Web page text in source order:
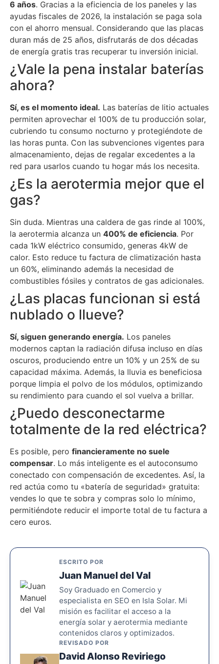
6 años. Gracias a la eficiencia de los paneles y las
ayudas fiscales de 2026, la instalación se paga sola
con el ahorro mensual. Considerando que las placas
duran más de 25 años, disfrutarás de dos décadas
de energía gratis tras recuperar tu inversión inicial.
¿Vale la pena instalar baterías
ahora?
Sí, es el momento ideal. Las baterías de litio actuales
permiten aprovechar el 100% de tu producción solar,
cubriendo tu consumo nocturno y protegiéndote de
las horas punta. Con las subvenciones vigentes para
almacenamiento, dejas de regalar excedentes a la
red para usarlos cuando tu hogar más los necesita.
¿Es la aerotermia mejor que el
gas?
Sin duda. Mientras una caldera de gas rinde al 100%,
la aerotermia alcanza un 400% de eficiencia. Por
cada 1kW eléctrico consumido, generas 4kW de
calor. Esto reduce tu factura de climatización hasta
un 60%, eliminando además la necesidad de
combustibles fósiles y contratos de gas adicionales.
¿Las placas funcionan si está
nublado o llueve?
Sí, siguen generando energía. Los paneles
modernos captan la radiación difusa incluso en días
oscuros, produciendo entre un 10% y un 25% de su
capacidad máxima. Además, la lluvia es beneficiosa
porque limpia el polvo de los módulos, optimizando
su rendimiento para cuando el sol vuelva a brillar.
¿Puedo desconectarme
totalmente de la red eléctrica?
Es posible, pero financieramente no suele
compensar. Lo más inteligente es el autoconsumo
conectado con compensación de excedentes. Así, la
red actúa como tu «batería de seguridad» gratuita:
vendes lo que te sobra y compras solo lo mínimo,
permitiéndote reducir el importe total de tu factura a
cero euros.
ESCRITO POR
Juan Manuel del Val
Soy Graduado en Comercio y
especialista en SEO en Isla Solar. Mi
misión es facilitar el acceso a la
energía solar y aerotermia mediante
contenidos claros y optimizados.
REVISADO POR
David Alonso Reviriego